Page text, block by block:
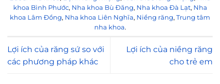
khoa Bình Phước, Nha khoa Bù Đăng, Nha khoa Đà Lạt, Nha
khoa Lâm Đồng, Nha khoa Liên Nghĩa, Niềng răng, Trung tâm
nha khoa.
Lợi ích của răng sứ so với
các phương pháp khác
Lợi ích của niềng răng
cho trẻ em